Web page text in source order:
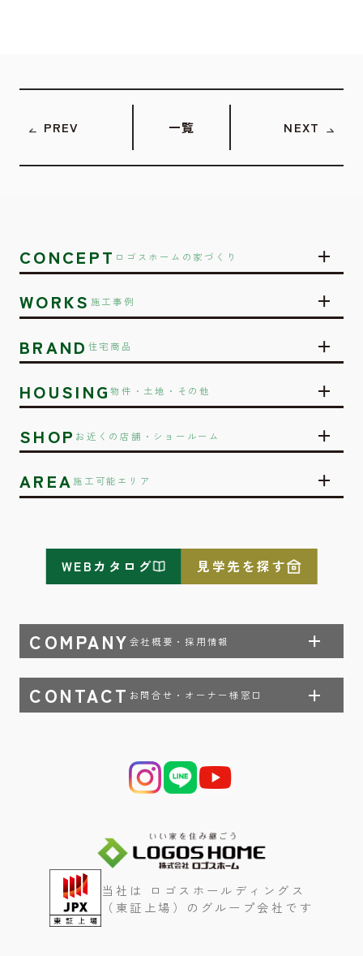
PREV 一覧 NEXT
CONCEPT ロゴスホームの家づくり
WORKS 施工事例
BRAND 住宅商品
HOUSING物件・土地・その他
SHOP お近くの店舗・ショールーム
AREA施工可能エリア
COMPANY 会社概要・採用情報
CONTACT お問合せ・オーナー様窓口
WEBカタログ 見学先を探す
当社は ロゴスホールディングス
（東証上場）のグループ会社です